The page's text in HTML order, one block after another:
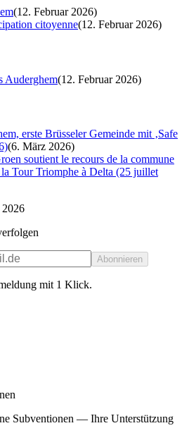
(12. Februar 2026)
citoyenne(12. Februar 2026)
(12. Februar 2026)
erste Brüsseler Gemeinde mit ‚Safe
(6. März 2026)
soutient le recours de la commune
Tour Triomphe à Delta (25 juillet
Abonnieren
mit 1 Klick.
Subventionen — Ihre Unterstützung